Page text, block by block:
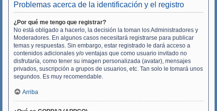
Problemas acerca de la identificación y el registro
¿Por qué me tengo que registrar?
No está obligado a hacerlo, la decisión la toman los Administradores y
Moderadores. En algunos casos necesitará registrarse para publicar
temas y respuestas. Sin embargo, estar registrado le dará acceso a
contenidos adicionales y/o ventajas que como usuario invitado no
disfrutaría, como tener su imagen personalizada (avatar), mensajes
privados, suscripción a grupos de usuarios, etc. Tan solo le tomará unos
segundos. Es muy recomendable.
Arriba